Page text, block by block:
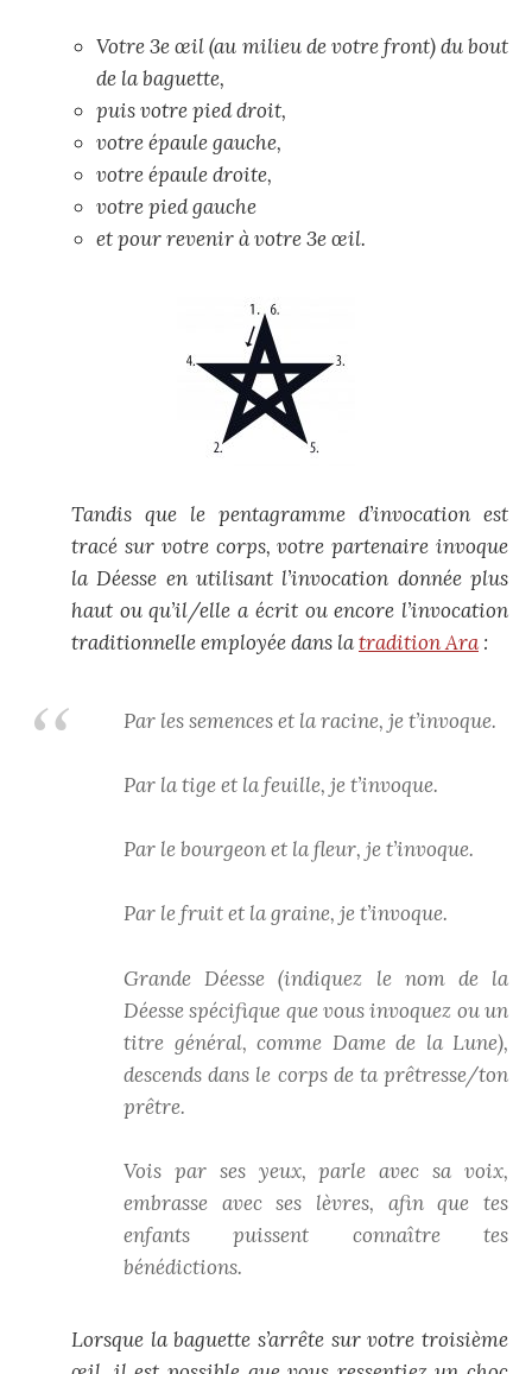
Votre 3e œil (au milieu de votre front) du bout
de la baguette,
puis votre pied droit,
votre épaule gauche,
votre épaule droite,
votre pied gauche
et pour revenir à votre 3e œil.
Tandis que le pentagramme d’invocation est
tracé sur votre corps, votre partenaire invoque
la Déesse en utilisant l’invocation donnée plus
haut ou qu’il/elle a écrit ou encore l’invocation
traditionnelle employée dans latradition Ara :
Par les semences et la racine, je t’invoque.
Par la tige et la feuille, je t’invoque.
Par le bourgeon et la fleur, je t’invoque.
Par le fruit et la graine, je t’invoque.
Grande Déesse (indiquez le nom de la
Déesse spécifique que vous invoquez ou un
titre général, comme Dame de la Lune),
descends dans le corps de ta prêtresse/ton
prêtre.
Vois par ses yeux, parle avec sa voix,
embrasse avec ses lèvres, afin que tes
enfants puissent connaître tes
bénédictions.
Lorsque la baguette s’arrête sur votre troisième